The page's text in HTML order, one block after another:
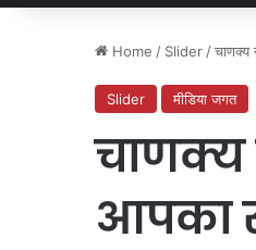
Home / Slider /चाणक्य
Slider मीडिया जगत
चाणक्य
आपका